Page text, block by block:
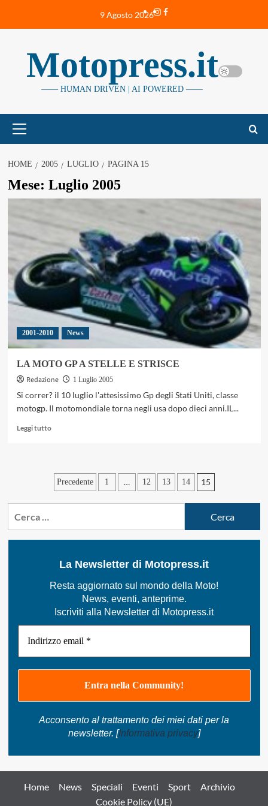
9 Agosto 2026Instagram
Facebook
Motopress.it
—— HUMAN DRIVEN | AI POWERED ——
principale
HOME 2005 LUGLIO PAGINA 15
Mese: Luglio 2005
2001-2010 News
LA MOTO GP A STELLE E STRISCE
Redazione
1 Luglio 2005
Si correr? il 10 luglio l'attesissimo Gp degli Stati Uniti, classe
motogp. Il motomondiale torna negli usa dopo dieci anni.IL...
Leggi tuttoLeggi
LA
MOTO
A
E
STRISCE
Paginazione
degli
Precedente 1 … 12 13 14 15
La Newsletter di Motopress.it
Resta aggiornato sul mondo della Moto!
News, eventi, anteprime.
Iscriviti alla Newsletter di Motopress.it
Acconsento al trattamento dei miei dati per la
newsletter. [Informativa privacy]
Home News Speciali Eventi Sport
Archivio
Cookie Policy (UE)